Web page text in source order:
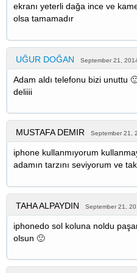
ekranı yeterli dağa ince ve
olsa tamamadır
UĞUR DOĞAN September 21,
Adam aldı telefonu bizi unuttu
deliiii
MUSTAFA DEMIR September 21,
iphone kullanmıyorum
adamın tarzını seviyorum ve
TAHA ALPAYDIN September 21,
iphonedo sol koluna noldu
olsun 🙂